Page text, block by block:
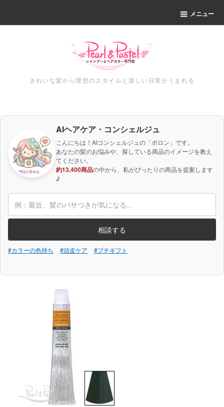
メニュー
きれいな髪から理想のスタイルと楽しい日常がうまれる
AIヘアケア・コンシェルジュ
こんにちは！AIコンシェルジュの「ポロン」です。
あなたの髪のお悩みや、探している商品のイメージを教え
てください。
約13,400商品の中から、私がぴったりの商品を提案します
♪
相談する
#カラーの色持ち #頭皮ケア #プチギフト